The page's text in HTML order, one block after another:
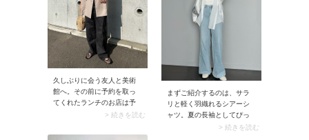
分です。
えばスナップのようなオー
プンショルダーやハートネ
ックなら露出感が控えめ
で、50代が取り入れやすい
もの。女性らしい抜け感が
加わり、オールブラックの
スタイリングが華やぎま
す。
まずご紹介するのは、サラ
リと軽く羽織れるシアーシ
ャツ。夏の長袖としてぴっ
たりなアイテムです。上半
> 続きを読む
久しぶりに会う友人と美術
館へ。その前に予約を取っ
てくれたランチのお店は予
約困難なイタリアンだっ
から美術館に流れるお出か
> 続きを読む